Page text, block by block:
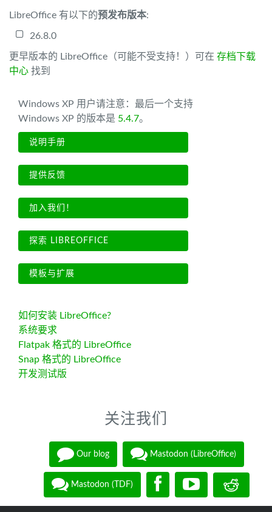
LibreOffice 有以下的预发布版本:
26.8.0
更早版本的 LibreOffice（可能不受支持！）可在 存档下载
中心 找到
Windows XP 用户请注意：最后一个支持
Windows XP 的版本是 5.4.7。
说明手册
提供反馈
加入我们！
探索 LIBREOFFICE
模板与扩展
如何安装 LibreOffice?
系统要求
Flatpak 格式的 LibreOffice
Snap 格式的 LibreOffice
开发测试版
关注我们
Our blog Mastodon (LibreOffice)
Mastodon (TDF)